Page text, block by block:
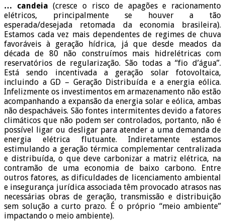
… candeia (cresce o risco de apagões e racionamento
elétricos, principalmente se houver a tão
esperada/desejada retomada da economia brasileira).
Estamos cada vez mais dependentes de regimes de chuva
favoráveis à geração hídrica, já que desde meados da
década de 80 não construímos mais hidrelétricas com
reservatórios de regularização. São todas a “fio d’água”.
Está sendo incentivada a geração solar fotovoltaica,
incluindo a GD – Geração Distribuída e a energia eólica.
Infelizmente os investimentos em armazenamento não estão
acompanhando a expansão da energia solar e eólica, ambas
não despacháveis. São fontes intermitentes devido a fatores
climáticos que não podem ser controlados, portanto, não é
possível ligar ou desligar para atender a uma demanda de
energia elétrica flutuante. Indiretamente estamos
estimulando a geração térmica complementar centralizada
e distribuída, o que deve carbonizar a matriz elétrica, na
contramão de uma economia de baixo carbono. Entre
outros fatores, as dificuldades de licenciamento ambiental
e insegurança jurídica associada têm provocado atrasos nas
necessárias obras de geração, transmissão e distribuição
sem solução a curto prazo. É o próprio “meio ambiente”
impactando o meio ambiente).